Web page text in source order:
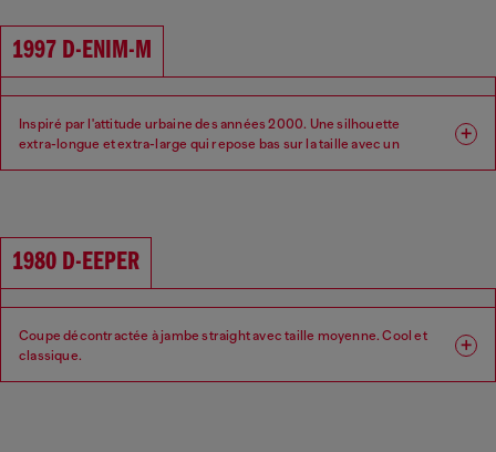
Taille : Basse
1997 D-ENIM-M
Inspiré par l'attitude urbaine des années 2000. Une silhouette
extra-longue et extra-large qui repose bas sur la taille avec un
Taille : Basse
1980 D-EEPER
Coupe décontractée à jambe straight avec taille moyenne. Cool et
classique.​​